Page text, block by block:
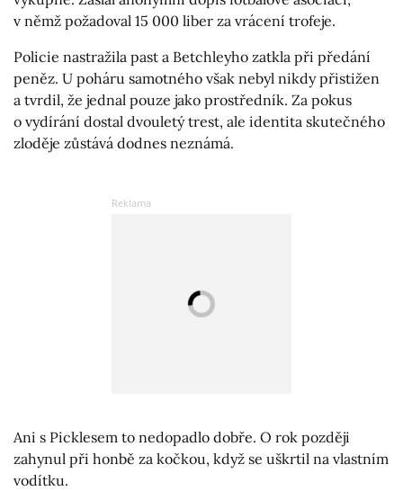
v němž požadoval 15 000 liber za vrácení trofeje.
Policie nastražila past a Betchleyho zatkla při předání
peněz. U poháru samotného však nebyl nikdy přistižen
a tvrdil, že jednal pouze jako prostředník. Za pokus
o vydírání dostal dvouletý trest, ale identita skutečného
zloděje zůstává dodnes neznámá.
Ani s Picklesem to nedopadlo dobře. O rok později
zahynul při honbě za kočkou, když se uškrtil na vlastním
vodítku.